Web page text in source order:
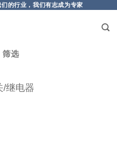
的行业，我们有志成为专家
筛选
/继电器